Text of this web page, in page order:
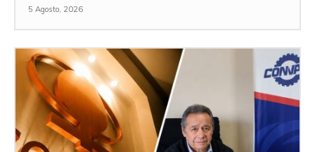
5 Agosto, 2026